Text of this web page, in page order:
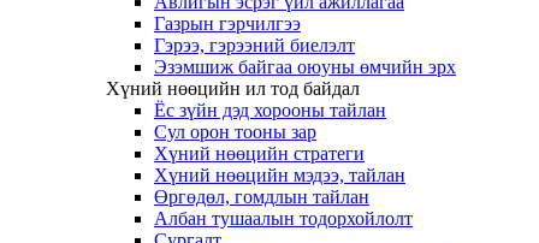
Газрын гэрчилгээ
Гэрээ, гэрээний биелэлт
Эзэмшиж байгаа оюуны өмчийн эрх
Хүний нөөцийн ил тод байдал
Ёс зүйн дэд хорооны тайлан
Сул орон тооны зар
Хүний нөөцийн стратеги
Хүний нөөцийн мэдээ, тайлан
Өргөдөл, гомдлын тайлан
Албан тушаалын тодорхойлолт